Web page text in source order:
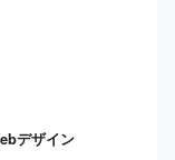
デザイン